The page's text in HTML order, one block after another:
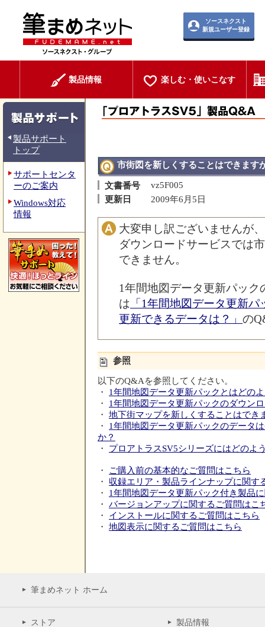
ソースネクスト
新規ユーザー登録
製品情報 楽しむ・使いこなす
製品サポート
トップ
サポートセンタ
ーのご案内
Windows対応
情報
市街図を新しくすることはできます
文書番号
vz5F005
更新日
2009年6月5日
大変申し訳ございませんが
ダウンロードサービスでは
できません。
1年間地図データ更新パッ
は 「1年間地図データ更新
更新できるデータは？」 の
参照
以下のQ&Aを参照してください。
・ 1年間地図データ更新パックとはどの
・ 1年間地図データ更新パックのダウン
・ 地下街マップを新しくすることはでき
・ 1年間地図データ更新パックのデータ
か？
・ プロアトラスSV5シリーズにはどのよ
・
ご購入前の基本的なご質問はこちら
・ 収録エリア・製品ラインナップに関す
・ 1年間地図データ更新パック付き製品
・ バージョンアップに関するご質問はこ
・ インストールに関するご質問はこちら
・ 地図表示に関するご質問はこちら
筆まめネット ホーム
ストア 製品情報